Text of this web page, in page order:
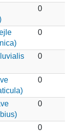
0
0
0
0
0
0